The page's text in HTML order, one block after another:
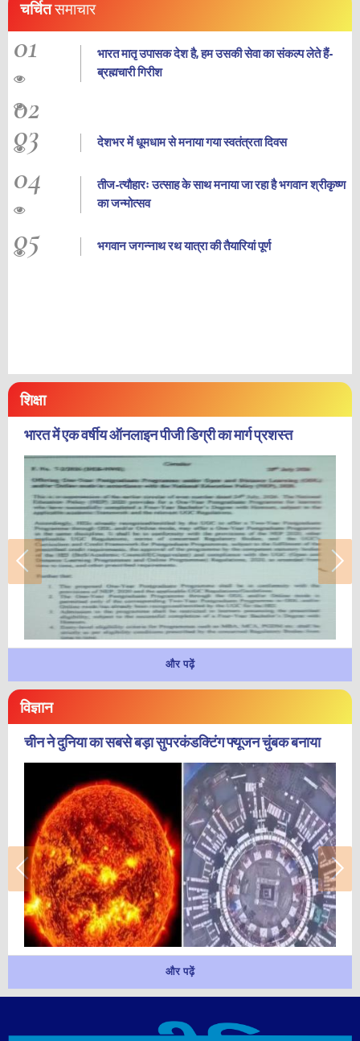
चर्चितसमाचार
01
भारत मातृ उपासक देश है, हम उसकी सेवा का संकल्प लेते हैं-
ब्रह्मचारी गिरीश
02
03 देशभर में धूमधाम से मनाया गया स्वतंत्रता दिवस
04
तीज-त्यौहारः उत्साह के साथ मनाया जा रहा है भगवान श्रीकृष्ण
का जन्‍मोत्‍सव
05 भगवान जगन्नाथ रथ यात्रा की तैयारियां पूर्ण
शिक्षा
भारत में एक वर्षीय ऑनलाइन पीजी डिग्री का मार्ग प्रशस्त
और पढ़ें
विज्ञान
चीन ने दुनिया का सबसे बड़ा सुपरकंडक्टिंग फ्यूजन चुंबक बनाया
और पढ़ें